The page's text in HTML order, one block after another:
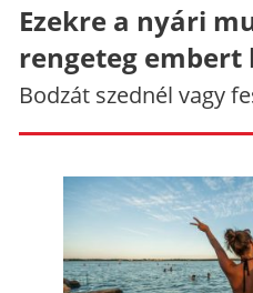
Ezekre a nyári
rengeteg embert
Bodzát szednél vagy